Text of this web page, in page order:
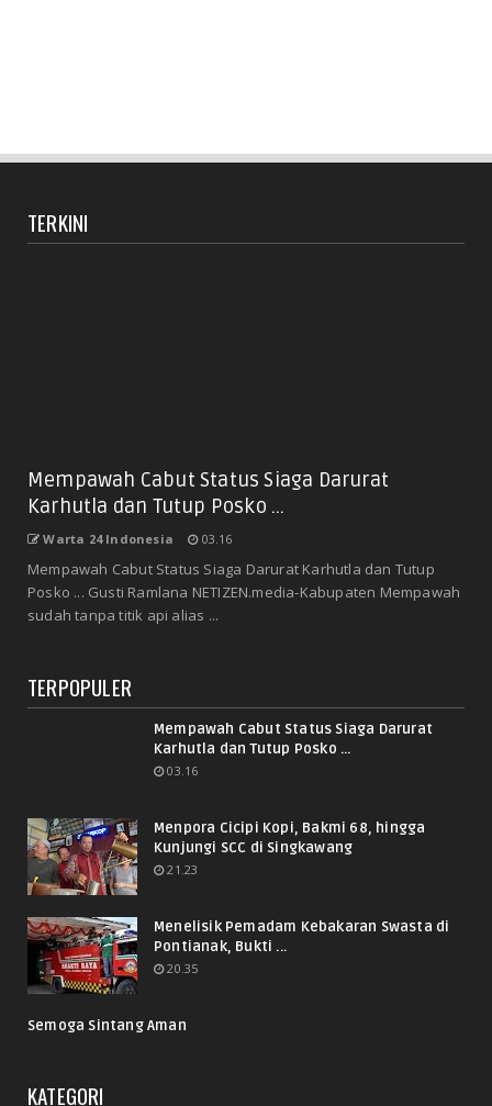
TERKINI
Mempawah Cabut Status Siaga Darurat
Karhutla dan Tutup Posko ...
Warta 24 Indonesia 03.16
Mempawah Cabut Status Siaga Darurat Karhutla dan Tutup
Posko ... Gusti Ramlana NETIZEN.media-Kabupaten Mempawah
sudah tanpa titik api alias ...
TERPOPULER
Mempawah Cabut Status Siaga Darurat
Karhutla dan Tutup Posko ...
03.16
Menpora Cicipi Kopi, Bakmi 68, hingga
Kunjungi SCC di Singkawang
21.23
Menelisik Pemadam Kebakaran Swasta di
Pontianak, Bukti ...
20.35
Semoga Sintang Aman
KATEGORI